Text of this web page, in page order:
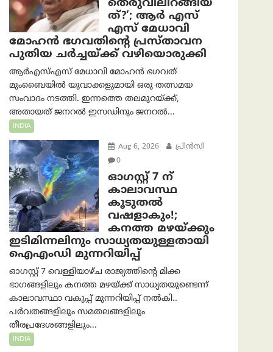
തെരുവിലിറങ്ങിയ
ത്?’; ആര്‍ എസ്
എസ് മേധാവി
മോഹൻ ഭഗവതിന്റെ പ്രസ്താവന
പുതിയ ചര്‍ച്ചയ്ക്ക് വഴിയൊരുക്കി
ആർ‌എസ്‌എസ് മേധാവി മോഹൻ ഭഗവത്
മുംബൈയിൽ യുവാക്കളുമായി ഒരു തത്സമയ
സംവാദം നടത്തി. ഇന്നത്തെ തലമുറയ്ക്ക്,
അതായത് ജനറൽ ഇസഡിനും ജനറൽ...
INDIA
Aug 6, 2026
പ്രിന്‍സി
0
ഓഗസ്റ്റ് 7 ന്
കാലാവസ്ഥ
കൂടുതൽ
വഷളാകും!;
കനത്ത മഴയ്ക്കും
ഇടിമിന്നലിനും സാധ്യതയുള്ളതായി
ഐഎംഡി മുന്നറിയിപ്പ്
ഓഗസ്റ്റ് 7 വെള്ളിയാഴ്ച രാജ്യത്തിന്റെ മിക്ക
ഭാഗങ്ങളിലും കനത്ത മഴയ്ക്ക് സാധ്യതയുണ്ടെന്ന്
കാലാവസ്ഥാ വകുപ്പ് മുന്നറിയിപ്പ് നൽകി..
പർവതങ്ങളിലും സമതലങ്ങളിലും
തീരപ്രദേശങ്ങളിലും...
INDIA